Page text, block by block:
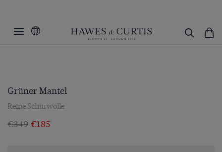
Grüner Mantel
Reine Schurwolle
€349 €185